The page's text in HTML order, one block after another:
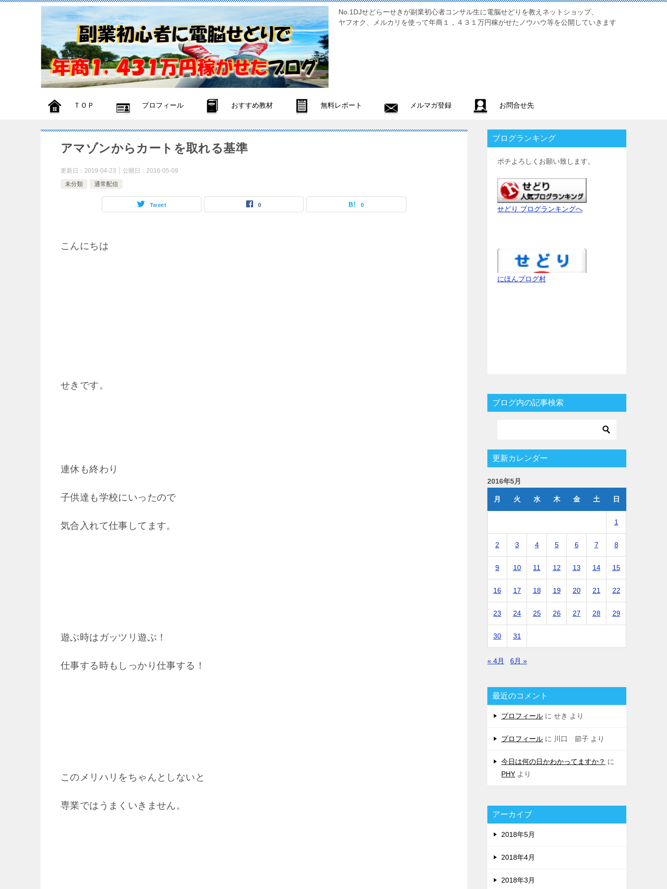
No.1DJせどらーせきが副業初心者コンサル生に電脳せどりを教えネットショップ、
ヤフオク、メルカリを使って年商１，４３１万円稼がせたノウハウ等を公開していきます
ＴＯＰ プロフィール おすすめ教材 無料レポート メルマガ登録 お問合せ先
アマゾンからカートを取れる基準
更新日： 2019-04-23 公開日： 2016-05-09
未分類
通常配信
Tweet 0 0
こんにちは
せきです。
連休も終わり
子供達も学校にいったので
気合入れて仕事してます。
遊ぶ時はガッツリ遊ぶ！
仕事する時もしっかり仕事する！
このメリハリをちゃんとしないと
専業ではうまくいきません。
ブログランキング
ポチよろしくお願い致します。
せどり ブログランキングへ
にほんブログ村
ブログ内の記事検索
更新カレンダー
2016年5月
月 火 水 木 金 土 日
1
2 3 4 5 6 7 8
9 10 11 12 13 14 15
16 17 18 19 20 21 22
23 24 25 26 27 28 29
30 31
« 4月 6月 »
最近のコメント
プロフィール に せき より
プロフィール に 川口 節子 より
今日は何の日かわかってますか？ に
PHY より
アーカイブ
2018年5月
2018年4月
2018年3月